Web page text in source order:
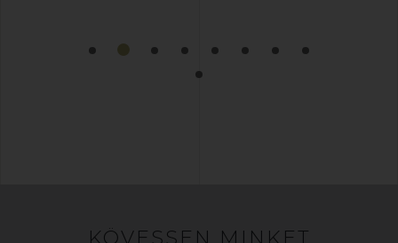
KÖVESSEN MINKET